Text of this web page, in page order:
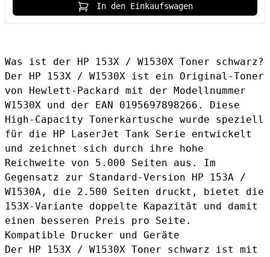
In den Einkaufswagen
Was ist der HP 153X / W1530X Toner schwarz?
Der HP 153X / W1530X ist ein Original-Toner
von Hewlett-Packard mit der Modellnummer
W1530X und der EAN 0195697898266. Diese
High-Capacity Tonerkartusche wurde speziell
für die HP LaserJet Tank Serie entwickelt
und zeichnet sich durch ihre hohe
Reichweite von 5.000 Seiten aus. Im
Gegensatz zur Standard-Version HP 153A /
W1530A , die 2.500 Seiten druckt, bietet die
153X-Variante doppelte Kapazität und damit
einen besseren Preis pro Seite.
Kompatible Drucker und Geräte
Der HP 153X / W1530X Toner schwarz ist mit